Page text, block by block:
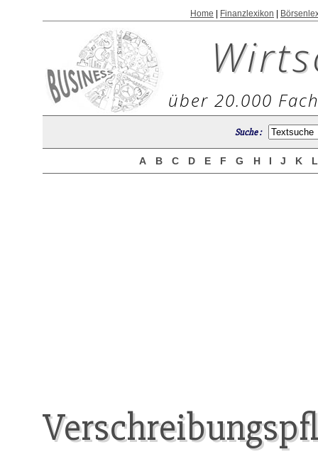
Home Finanzlexikon
über 20.000
Suche :
A B C D E F G H I J K